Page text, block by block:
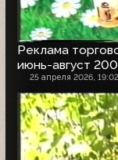
Реклама
июнь-август
25 апреля 2026, 19:02